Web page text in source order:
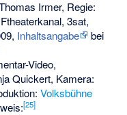
Irmer, Regie:
3sat,
Inhaltsangabe
bei
Video,
Quickert, Kamera:
Volksbühne
[25]